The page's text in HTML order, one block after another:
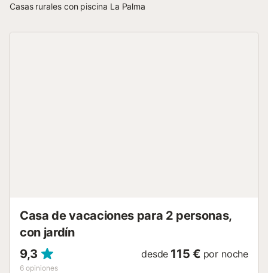
Casas rurales con piscina La Palma
Casa de vacaciones para 2 personas,
con jardín
9,3
6 opiniones
desde 115 € por noche